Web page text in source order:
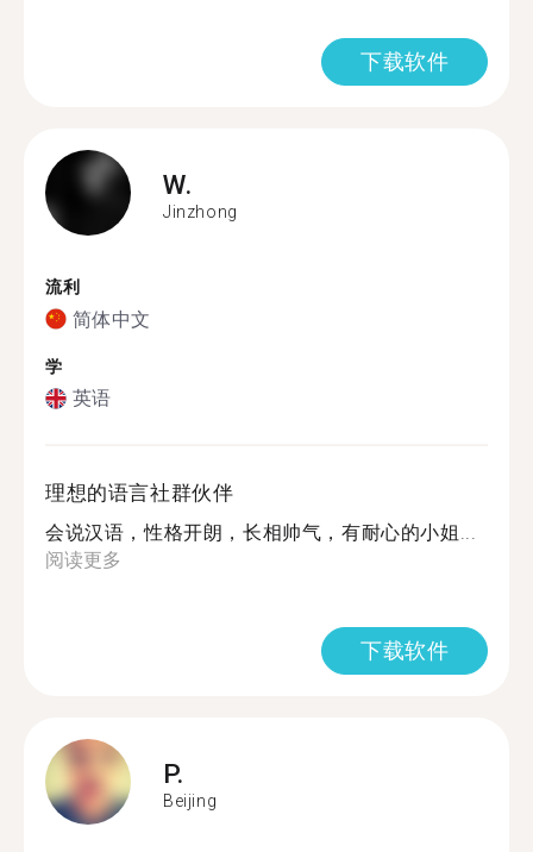
下载软件
W.
Jinzhong
流利
简体中文
学
英语
理想的语言社群伙伴
会说汉语，性格开朗，长相帅气，有耐心的小姐...
阅读更多
下载软件
P.
Beijing